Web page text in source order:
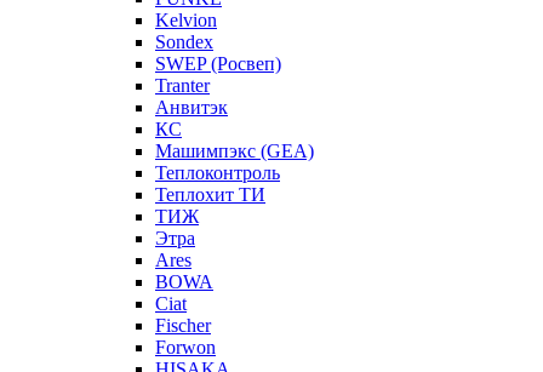
Kelvion
Sondex
SWEP (Росвеп)
Tranter
Анвитэк
КС
Машимпэкс (GEA)
Теплоконтроль
Теплохит ТИ
ТИЖ
Этра
Ares
BOWA
Ciat
Fischer
Forwon